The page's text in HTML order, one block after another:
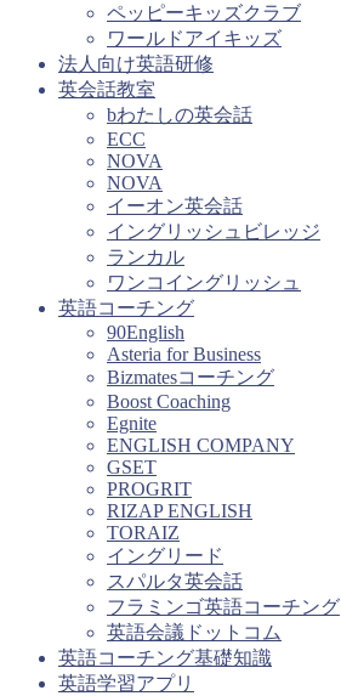
ペッピーキッズクラブ
ワールドアイキッズ
法人向け英語研修
英会話教室
bわたしの英会話
ECC
NOVA
NOVA
イーオン英会話
イングリッシュビレッジ
ランカル
ワンコイングリッシュ
英語コーチング
90English
Asteria for Business
Bizmatesコーチング
Boost Coaching
Egnite
ENGLISH COMPANY
GSET
PROGRIT
RIZAP ENGLISH
TORAIZ
イングリード
スパルタ英会話
フラミンゴ英語コーチング
英語会議ドットコム
英語コーチング基礎知識
英語学習アプリ